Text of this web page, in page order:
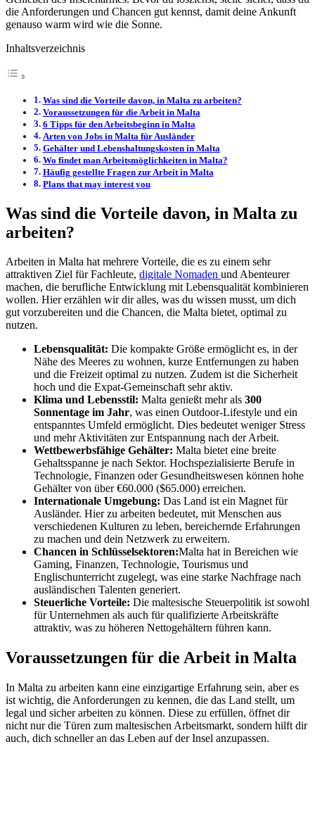
die Anforderungen und Chancen gut kennst, damit deine Ankunft
genauso warm wird wie die Sonne.
Inhaltsverzeichnis
Was sind die Vorteile davon, in Malta zu arbeiten?
Voraussetzungen für die Arbeit in Malta
6 Tipps für den Arbeitsbeginn in Malta
Arten von Jobs in Malta für Ausländer
Gehälter und Lebenshaltungskosten in Malta
Wo findet man Arbeitsmöglichkeiten in Malta?
Häufig gestellte Fragen zur Arbeit in Malta
Plans that may interest you
Was sind die Vorteile davon, in Malta zu
arbeiten?
Arbeiten in Malta hat mehrere Vorteile, die es zu einem sehr
attraktiven Ziel für Fachleute, digitale Nomaden und Abenteurer
machen, die berufliche Entwicklung mit Lebensqualität kombinieren
wollen. Hier erzählen wir dir alles, was du wissen musst, um dich
gut vorzubereiten und die Chancen, die Malta bietet, optimal zu
nutzen.
Lebensqualität: Die kompakte Größe ermöglicht es, in der
Nähe des Meeres zu wohnen, kurze Entfernungen zu haben
und die Freizeit optimal zu nutzen. Zudem ist die Sicherheit
hoch und die Expat-Gemeinschaft sehr aktiv.
Klima und Lebensstil: Malta genießt mehr als 300
Sonnentage im Jahr, was einen Outdoor-Lifestyle und ein
entspanntes Umfeld ermöglicht. Dies bedeutet weniger Stress
und mehr Aktivitäten zur Entspannung nach der Arbeit.
Wettbewerbsfähige Gehälter: Malta bietet eine breite
Gehaltsspanne je nach Sektor. Hochspezialisierte Berufe in
Technologie, Finanzen oder Gesundheitswesen können hohe
Gehälter von über €60.000 ($65.000) erreichen.
Internationale Umgebung: Das Land ist ein Magnet für
Ausländer. Hier zu arbeiten bedeutet, mit Menschen aus
verschiedenen Kulturen zu leben, bereichernde Erfahrungen
zu machen und dein Netzwerk zu erweitern.
Chancen in Schlüsselsektoren:Malta hat in Bereichen wie
Gaming, Finanzen, Technologie, Tourismus und
Englischunterricht zugelegt, was eine starke Nachfrage nach
ausländischen Talenten generiert.
Steuerliche Vorteile: Die maltesische Steuerpolitik ist sowohl
für Unternehmen als auch für qualifizierte Arbeitskräfte
attraktiv, was zu höheren Nettogehältern führen kann.
Voraussetzungen für die Arbeit in Malta
In Malta zu arbeiten kann eine einzigartige Erfahrung sein, aber es
ist wichtig, die Anforderungen zu kennen, die das Land stellt, um
legal und sicher arbeiten zu können. Diese zu erfüllen, öffnet dir
nicht nur die Türen zum maltesischen Arbeitsmarkt, sondern hilft dir
auch, dich schneller an das Leben auf der Insel anzupassen.